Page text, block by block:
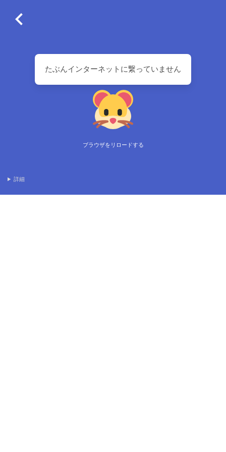
たぶんインターネットに繋っていません
ブラウザをリロードする
詳細